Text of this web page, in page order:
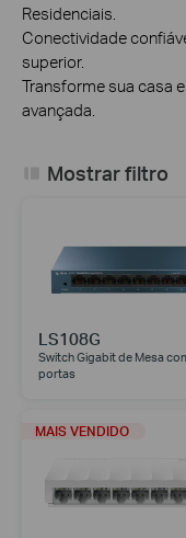
Residenciais.
Conectividade
superior.
Transforme sua casa
avançada.
Mostrar filtro
LS108G
Switch Gigabit de Mesa
portas
MAIS VENDIDO